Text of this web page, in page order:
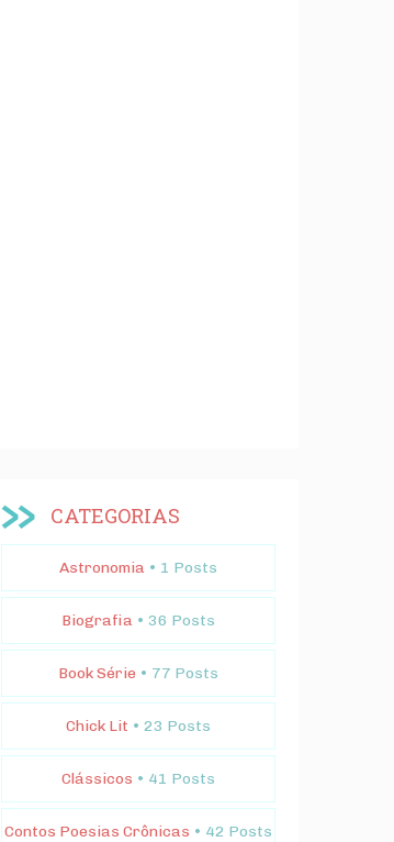
CATEGORIAS
Astronomia • 1 Posts
Biografia • 36 Posts
Book Série • 77 Posts
Chick Lit • 23 Posts
Clássicos • 41 Posts
Contos Poesias Crônicas • 42 Posts